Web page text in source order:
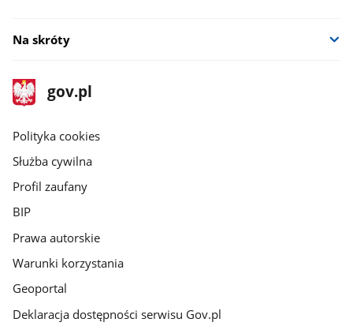
Na skróty
stopka
gov.pl
Strona
gov.pl
gov.pl
Polityka cookies
Służba cywilna
Profil zaufany
BIP
Prawa autorskie
Warunki korzystania
Geoportal
Deklaracja dostępności serwisu Gov.pl